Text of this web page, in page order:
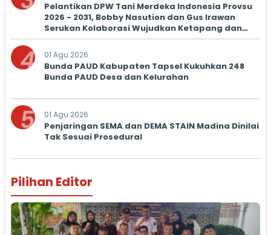
Pelantikan DPW Tani Merdeka Indonesia Provsu
2026 - 2031, Bobby Nasution dan Gus Irawan
Serukan Kolaborasi Wujudkan Ketapang dan
Kesejahteraan Petani
4 01 Agu 2026
Bunda PAUD Kabupaten Tapsel Kukuhkan 248
Bunda PAUD Desa dan Kelurahan
5 01 Agu 2026
Penjaringan SEMA dan DEMA STAIN Madina Dinilai
Tak Sesuai Prosedural
Pilihan Editor